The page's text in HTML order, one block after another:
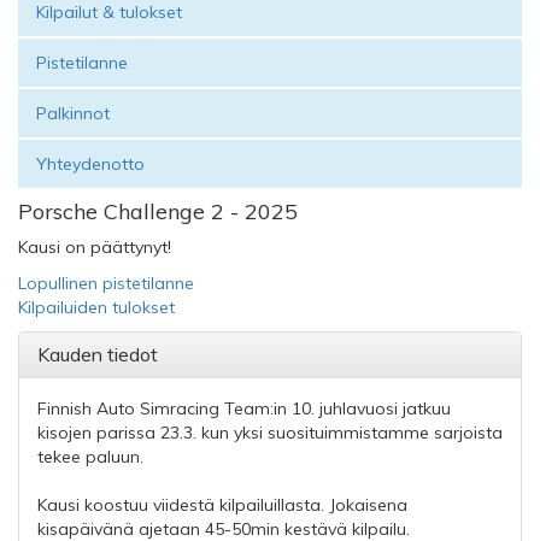
Kilpailut & tulokset
Pistetilanne
Palkinnot
Yhteydenotto
Porsche Challenge 2 - 2025
Kausi on päättynyt!
Lopullinen pistetilanne
Kilpailuiden tulokset
Kauden tiedot
Finnish Auto Simracing Team:in 10. juhlavuosi jatkuu
kisojen parissa 23.3. kun yksi suosituimmistamme sarjoista
tekee paluun.
Kausi koostuu viidestä kilpailuillasta. Jokaisena
kisapäivänä ajetaan 45-50min kestävä kilpailu.